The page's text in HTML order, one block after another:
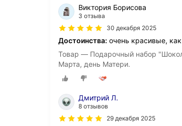
Виктория Борисова
3 отзыва
30 декабря 2025
Достоинства: очень красивые,
Товар — Подарочный набор
Марта, день Матери.
Дмитрий Л.
8 отзывов
29 декабря 2025